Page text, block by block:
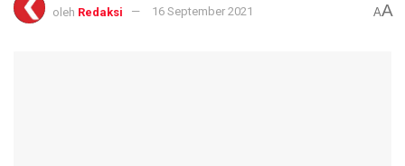
oleh Redaksi 16 September 2021 AA